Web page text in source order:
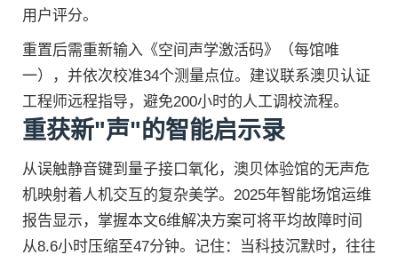
用户评分。
重置后需重新输入《空间声学激活码》（每馆唯
一），并依次校准34个测量点位。建议联系澳贝认证
工程师远程指导，避免200小时的人工调校流程。
重获新"声"的智能启示录
从误触静音键到量子接口氧化，澳贝体验馆的无声危
机映射着人机交互的复杂美学。2025年智能场馆运维
报告显示，掌握本文6维解决方案可将平均故障时间
从8.6小时压缩至47分钟。记住：当科技沉默时，往往